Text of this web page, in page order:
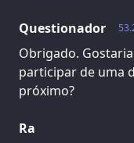
Questionador
Obrigado.
participar de uma
próximo?
Ra